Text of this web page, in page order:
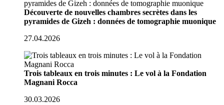
Découverte de nouvelles chambres secrètes dans les
pyramides de Gizeh : données de tomographie muonique
27.04.2026
Trois tableaux en trois minutes : Le vol à la Fondation
Magnani Rocca
30.03.2026